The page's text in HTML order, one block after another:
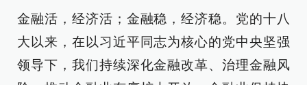
金融活，经济活；金融稳，经济稳。党的十八
大以来，在以习近平同志为核心的党中央坚强
领导下，我们持续深化金融改革、治理金融风